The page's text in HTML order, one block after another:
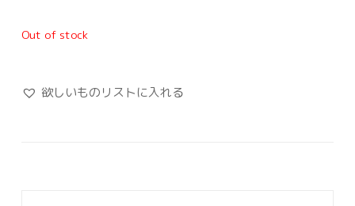
Out of stock
欲しいものリストに入れる